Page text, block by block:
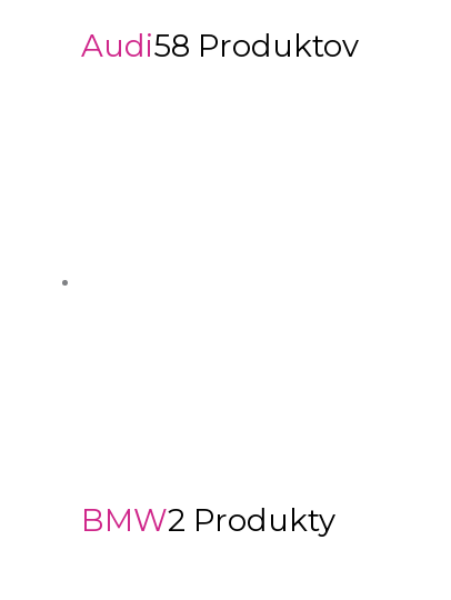
Audi58 Produktov
BMW2 Produkty